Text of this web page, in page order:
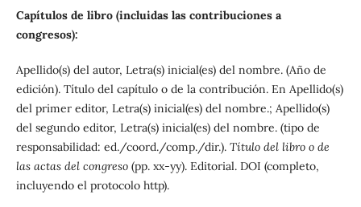
Capítulos de libro (incluidas las contribuciones a
congresos):
Apellido(s) del autor, Letra(s) inicial(es) del nombre. (Año de
edición). Título del capítulo o de la contribución. En Apellido(s)
del primer editor, Letra(s) inicial(es) del nombre.; Apellido(s)
del segundo editor, Letra(s) inicial(es) del nombre. (tipo de
responsabilidad: ed./coord./comp./dir.). Título del libro o de
las actas del congreso(pp. xx-yy). Editorial. DOI (completo,
incluyendo el protocolo http).